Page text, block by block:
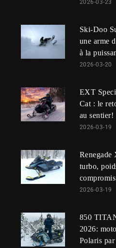
2026-03-23
Ski-Doo
une arme
à la
2026-03-20
EXT
Cat : le
au sentier!
2026-03-19
Renegade
turbo,
compromis
2026-03-19
850
2026:
Polaris